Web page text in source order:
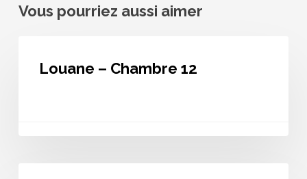
Vous pourriez aussi aimer
Chambre
Louane – Chambre 12